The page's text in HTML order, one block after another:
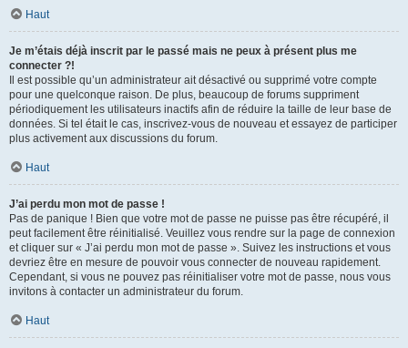
Haut
Je m’étais déjà inscrit par le passé mais ne peux à présent plus me
connecter ?!
Il est possible qu’un administrateur ait désactivé ou supprimé votre compte
pour une quelconque raison. De plus, beaucoup de forums suppriment
périodiquement les utilisateurs inactifs afin de réduire la taille de leur base de
données. Si tel était le cas, inscrivez-vous de nouveau et essayez de participer
plus activement aux discussions du forum.
Haut
J’ai perdu mon mot de passe !
Pas de panique ! Bien que votre mot de passe ne puisse pas être récupéré, il
peut facilement être réinitialisé. Veuillez vous rendre sur la page de connexion
et cliquer sur « J’ai perdu mon mot de passe ». Suivez les instructions et vous
devriez être en mesure de pouvoir vous connecter de nouveau rapidement.
Cependant, si vous ne pouvez pas réinitialiser votre mot de passe, nous vous
invitons à contacter un administrateur du forum.
Haut